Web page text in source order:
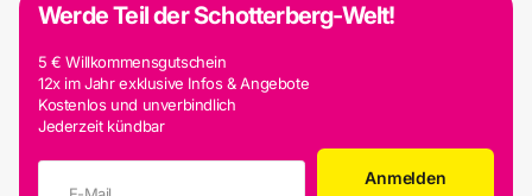
Werde Teil der Schotterberg-Welt!
5 € Willkommensgutschein
12x im Jahr exklusive Infos & Angebote
Kostenlos und unverbindlich
Jederzeit kündbar
Anmelden